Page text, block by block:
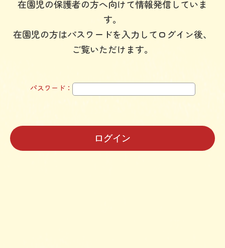
在園児の保護者の方へ向けて情報発信していま
す。
在園児の方はパスワードを入力してログイン後、
ご覧いただけます。
パスワード：
ログイン